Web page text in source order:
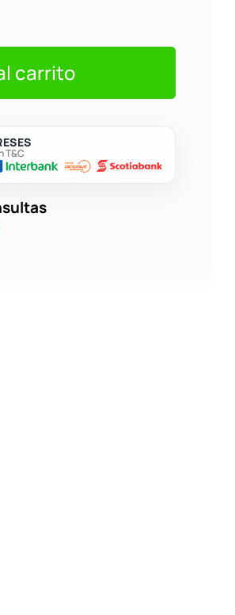
carrito
T&C